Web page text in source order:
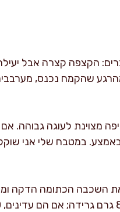
הקצפה קצרה אבל
שהקמח נכנס,
במיוחד. 16 גרם נותנים דחיפה
במטבח שלי אני
השכבה הכתומה הדקה